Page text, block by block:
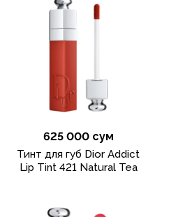
625 000 сум
Тинт для губ Dior Addict
Lip Tint 421 Natural Tea